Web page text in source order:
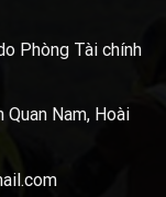
Phòng Tài chính
Nam, Hoài